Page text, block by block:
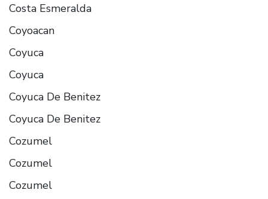
Costa Esmeralda
Coyoacan
Coyuca
Coyuca
Coyuca De Benitez
Coyuca De Benitez
Cozumel
Cozumel
Cozumel